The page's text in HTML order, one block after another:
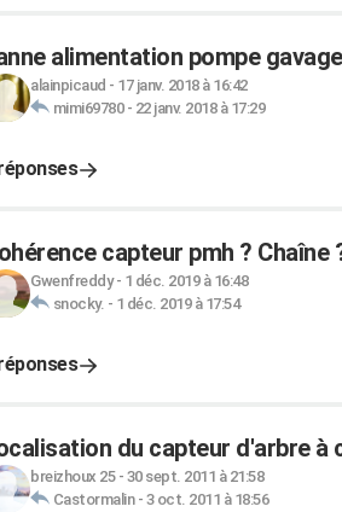
alimentation pompe gavage
alainpicaud - 17 janv. 2018 à 16:42
mimi69780- 22 janv. 2018 à 17:29
capteur pmh ? Chaîne
Gwenfreddy- 1 déc. 2019 à 16:48
snocky. - 1 déc. 2019 à 17:54
du capteur d'arbre à
breizhoux 25- 30 sept. 2011 à 21:58
Castormalin- 3 oct. 2011 à 18:56